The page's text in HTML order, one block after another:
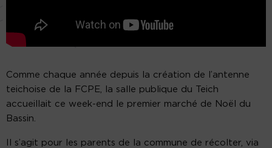
Comme chaque année depuis la création de l’antenne
teichoise de la FCPE, la salle publique du Teich
accueillait ce week-end le premier marché de Noël du
Bassin.
Il s’agit pour les parents de la commune de récolter, via